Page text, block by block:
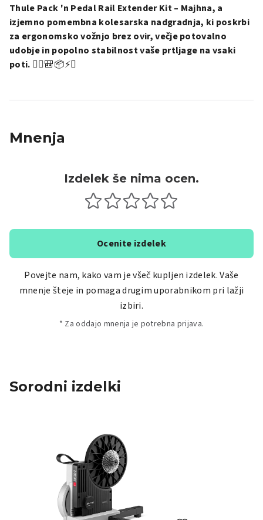
Thule Pack 'n Pedal Rail Extender Kit – Majhna, a
izjemno pomembna kolesarska nadgradnja, ki poskrbi
za ergonomsko vožnjo brez ovir, večje potovalno
udobje in popolno stabilnost vaše prtljage na vsaki
poti. 🚴‍♂️🎒📦⚡✨
Mnenja
Izdelek še nima ocen.
Ocenite izdelek
Povejte nam, kako vam je všeč kupljen izdelek. Vaše
mnenje šteje in pomaga drugim uporabnikom pri lažji
izbiri.
* Za oddajo mnenja je potrebna prijava.
Sorodni izdelki